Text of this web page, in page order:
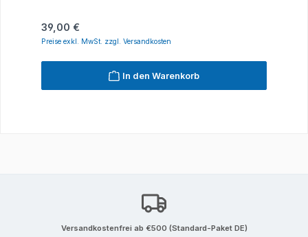
Regulärer Preis:
39,00 €
Preise exkl. MwSt. zzgl. Versandkosten
In den Warenkorb
Versandkostenfrei ab €500 (Standard-Paket DE)